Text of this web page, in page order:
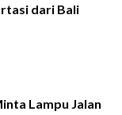
dari Bali
Lampu Jalan